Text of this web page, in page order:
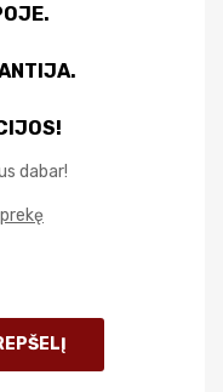
dabar!